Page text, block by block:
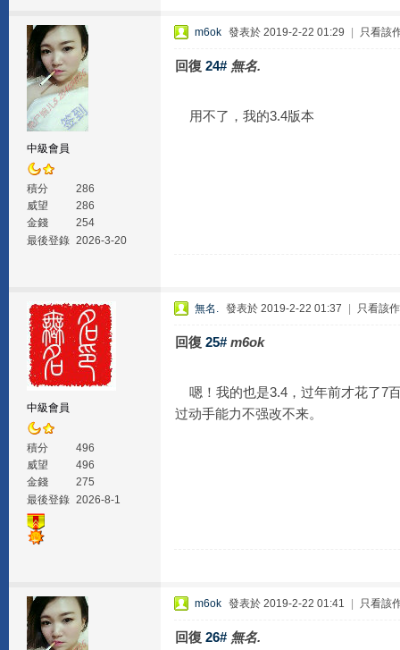
中級會員
積分
286
威望
286
金錢
254
最後登錄 2026-3-20
m6ok 發表於 2019-2-22 01:29 只看該
回復 24# 無名.
用不了，我的3.4版本
中級會員
積分
496
威望
496
金錢
275
最後登錄 2026-8-1
無名. 發表於 2019-2-22 01:37 只看該
回復 25# m6ok
嗯！我的也是3.4，过年前才花了7
过动手能力不强改不来。
m6ok 發表於 2019-2-22 01:41 只看該
回復 26# 無名.